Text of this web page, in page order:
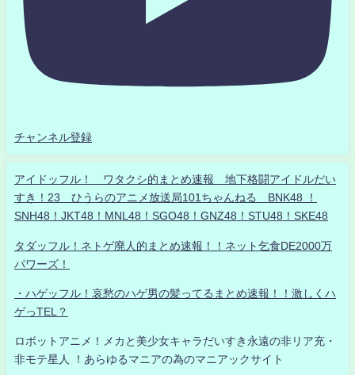
チャンネル登録
アイドッフル！ ワタクシ的まとめ速報 地下格闘アイドルだい
すき！23 ひうらのアニメ放送局101ちゃんねる BNK48 ！
SNH48！JKT48！MNL48！SGO48！GNZ48！STU48！SKE48
タダッフル！ネトゲ廃人的まとめ速報！！ネット乞食DE2000万
パワーズ！
・ハゲッフル！哀愁のハゲ男の髪ってるまとめ速報！！激しくハ
ゲっTEL？
ロボットアニメ！メカと美少女キャラだいすき永遠の非リア充・
非モテ星人 ！あらゆるマニアの為のマニアックサイト